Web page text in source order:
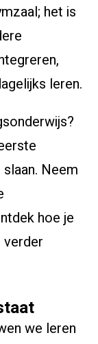
het is
leren.
Neem
hoe je
verder
we leren